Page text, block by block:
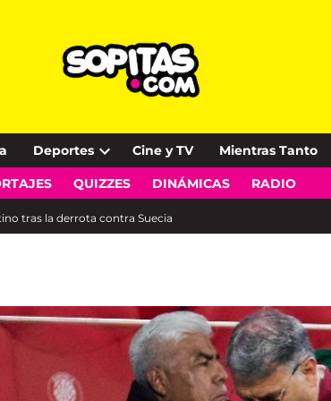
Deportes
Open
dropdown
Cine y TV Mientras Tanto
QUIZZES DINÁMICAS RADIO
tras la derrota contra Suecia